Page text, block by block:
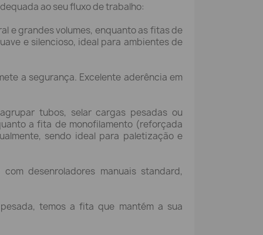
ao seu fluxo de trabalho:
e grandes volumes, enquanto as fitas de
e silencioso, ideal para ambientes de
a segurança. Excelente aderência em
tubos, selar cargas pesadas ou
a fita de monofilamento (reforçada
sendo ideal para paletização e
desenroladores manuais standard,
temos a fita que mantém a sua